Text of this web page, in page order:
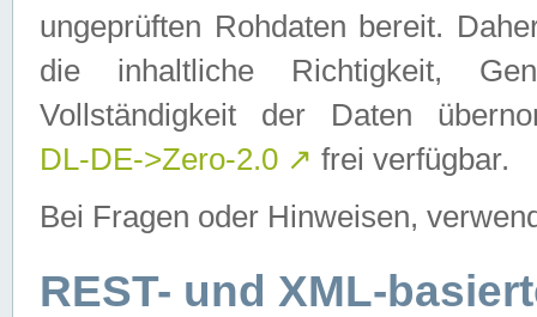
ungeprüften Rohdaten bereit.
die inhaltliche Richtigkeit,
Vollständigkeit der Daten
DL-DE->Zero-2.0 ↗ frei verfügbar.
Bei Fragen oder Hinweisen,
REST- und XML-